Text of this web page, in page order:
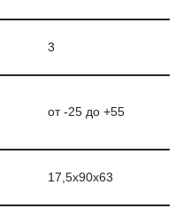
3
от -25 до +55
17,5х90х63